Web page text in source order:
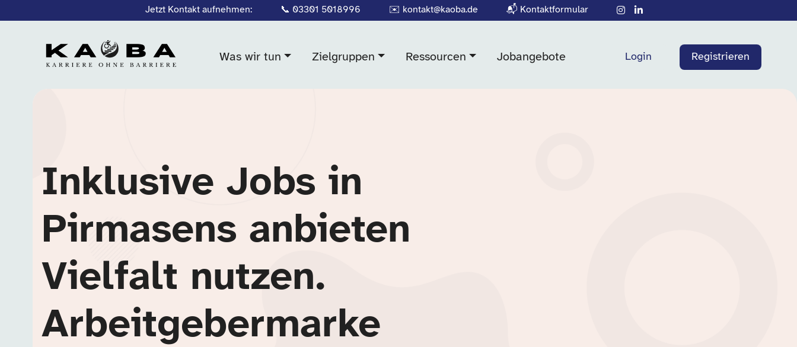
Jetzt Kontakt aufnehmen: 📞 03301 5018996 ✉️ kontakt@kaoba.de 📬 Kontaktformular
Was wir tun Zielgruppen Ressourcen Jobangebote Login Registrieren
Inklusive Jobs in
Pirmasens anbieten
Vielfalt nutzen.
Arbeitgebermarke